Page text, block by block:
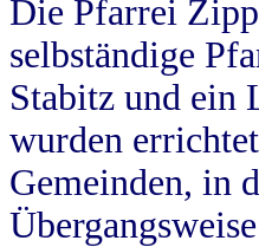
Die Pfarrei
selbständige
Stabitz und ein
wurden
Gemeinden, in